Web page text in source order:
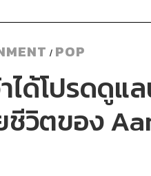
/ POP
าได้โปรดดู
ชีวิตของ